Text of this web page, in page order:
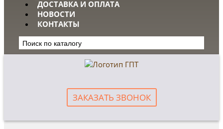
ДОСТАВКА И ОПЛАТА
НОВОСТИ
КОНТАКТЫ
ЗАКАЗАТЬ ЗВОНОК